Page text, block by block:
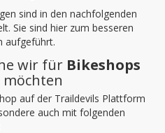
sind in den nachfolgenden
Sie sind hier zum besseren
aufgeführt.
wir für Bikeshops
auf der Traildevils Plattform
auch mit folgenden